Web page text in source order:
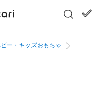
ー・キッズおもちゃ